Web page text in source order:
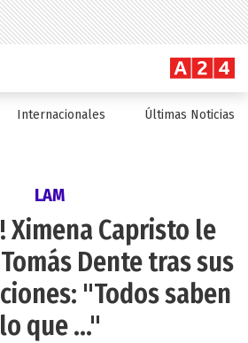
Internacionales Últimas Noticias
LAM
Ximena Capristo le
Dente tras sus
"Todos saben
lo que ..."